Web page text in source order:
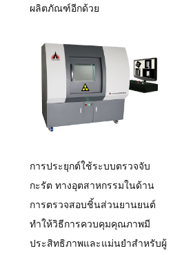
ผลิตภัณฑ์อีกด้วย
การประยุกต์ใช้ระบบตรวจจับ
กะรัต ทางอุตสาหกรรมในด้าน
การตรวจสอบชิ้นส่วนยานยนต์
ทำให้วิธีการควบคุมคุณภาพมี
ประสิทธิภาพและแม่นยำสำหรับผู้